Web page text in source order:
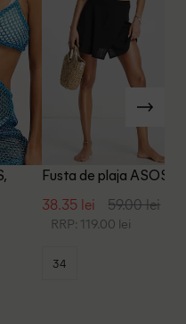
Fusta de plaja ASOS,
38.35 lei 59.00 lei
RRP: 119.00 lei
34